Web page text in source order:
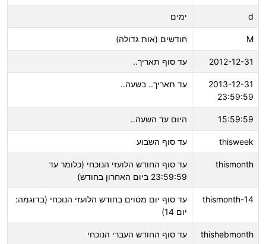
d ימים
M חודשים (אות גדולה)
2012-12-31 עד סוף תאריך..
2013-12-31
23:59:59
עד תאריך.. בשעה..
15:59:59 היום עד השעה..
thisweek עד סוף השבוע
thismonth
עד סוף החודש הלועזי הנוכחי (כלומר עד
23:59:59 ביום האחרון בחודש)
thismonth-14
עד סוף יום מסוים בחודש הלועזי הנוכחי (בדוגמה:
יום 14)
thishebmonth עד סוף החודש העברי הנוכחי